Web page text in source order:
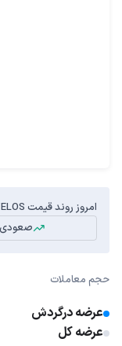
امروز روند قیمت TELOS چگونه خواهد بود؟
صعودی
حجم معاملات
عرضه درگردش
عرضه کل